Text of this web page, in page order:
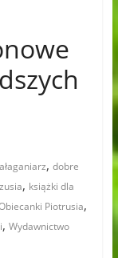
, dobre
, książki dla
Piotrusia,
, Wydawnictwo